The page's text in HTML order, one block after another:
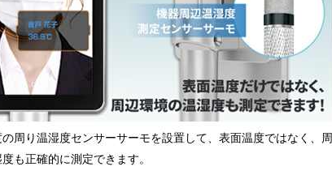
周り温湿度センサーサーモを設置して、表面温度ではなく、周
も正確的に測定できます。